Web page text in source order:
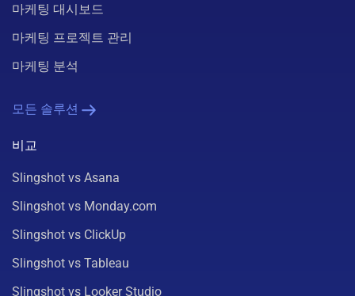
마케팅 대시보드
마케팅 프로젝트 관리
마케팅 분석
모든 솔루션
비교
Slingshot vs Asana
Slingshot vs Monday.com
Slingshot vs ClickUp
Slingshot vs Tableau
Slingshot vs Looker Studio